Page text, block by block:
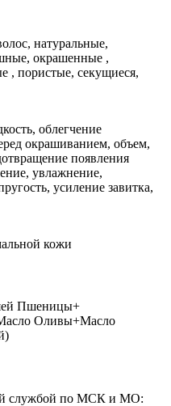
натуральные,
окрашенные ,
, пористые, секущиеся,
облегчение
окрашиванием, объем,
появления
увлажнение,
усиление завитка,
кожи
Пшеницы+
Оливы+Масло
службой по МСК и МО: